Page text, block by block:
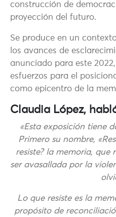
construcción de
proyección del futuro.
Se produce en un
los avances de
anunciado para este
esfuerzos para el
como epicentro de la
Claudia López,
«Esta exposición tiene
Primero su nombre,
resiste? la memoria, que
ser avasallada por la
Lo que resiste es la
propósito de